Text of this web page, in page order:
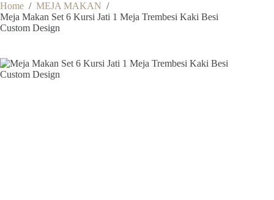
Home / MEJA MAKAN /
Meja Makan Set 6 Kursi Jati 1 Meja Trembesi Kaki Besi
Custom Design